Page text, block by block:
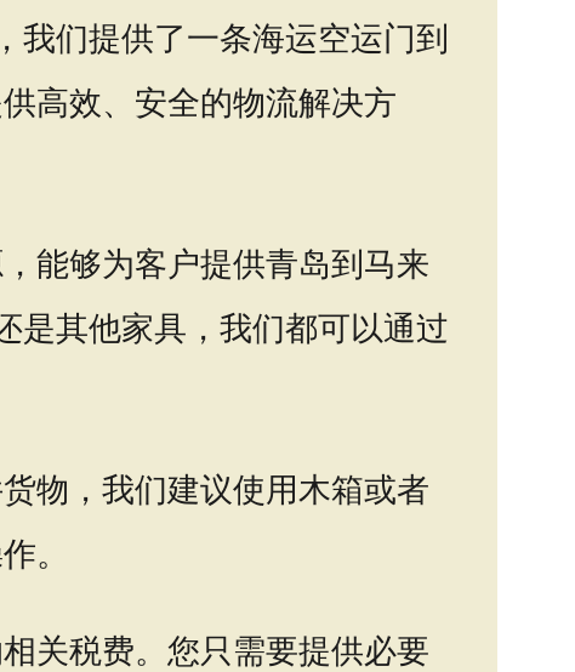
我们提供了一条海运空运门到
高效、安全的物流解决方
能够为客户提供青岛到马来
是其他家具，我们都可以通过
物，我们建议使用木箱或者
。
关税费。您只需要提供必要